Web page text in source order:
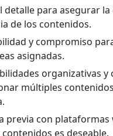
detalle para asegurar la
de los contenidos.
y compromiso
asignadas.
organizativas y
múltiples
previa con plataformas
es deseable.